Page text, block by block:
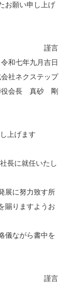
お願い申し上げ
謹言
令和七年九月吉日
社ネクステップ
役会長 真砂 剛
上げます
長に就任いたし
展に努力致す所
賜りますようお
儀ながら書中を
謹言